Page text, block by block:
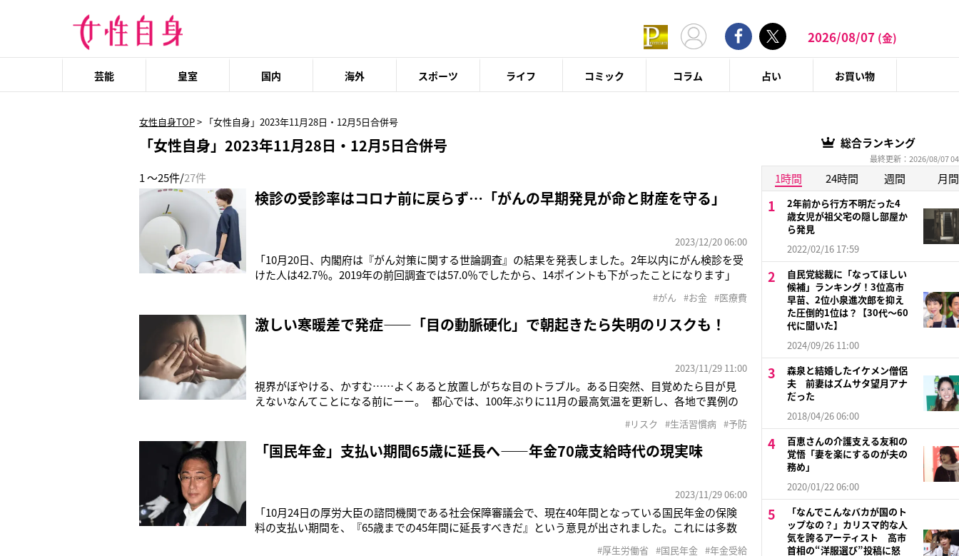
2026/08/07 (金)
芸能 皇室 国内 海外 スポーツ ライフ コミック コラム 占い お買い物
女性自身TOP> 「女性自身」2023年11月28日・12月5日合併号
「女性自身」2023年11月28日・12月5日合併号
1 ～25件/27件
検診の受診率はコロナ前に戻らず…「がんの早期発見が命と財産を守る」
2023/12/20 06:00
「10月20日、内閣府は『がん対策に関する世論調査』の結果を発表しました。2年以内にがん検診を受
けた人は42.7％。2019年の前回調査では57.0％でしたから、14ポイントも下がったことになります」
#がん #お金 #医療費
激しい寒暖差で発症——「目の動脈硬化」で朝起きたら失明のリスクも！
2023/11/29 11:00
視界がぼやける、かすむ……よくあると放置しがちな目のトラブル。ある日突然、目覚めたら目が見
えないなんてことになる前にーー。 都心では、100年ぶりに11月の最高気温を更新し、各地で異例の
#リスク #生活習慣病 #予防
「国民年金」支払い期間65歳に延長へ――年金70歳支給時代の現実味
2023/11/29 06:00
「10月24日の厚労大臣の諮問機関である社会保障審議会で、現在40年間となっている国民年金の保険
料の支払い期間を、『65歳までの45年間に延長すべきだ』という意見が出されました。これには多数
#厚生労働省 #国民年金 #年金受給
総合ランキング
最終更新：2026/08/07
1時間 24時間 週間 月間
2年前から行方不明だった4
歳女児が祖父宅の隠し部屋か
ら発見
2022/02/16 17:59
自民党総裁に「なってほしい
候補」ランキング！3位高市
早苗、2位小泉進次郎を抑え
た圧倒的1位は？【30代〜60
代に聞いた】
2024/09/26 11:00
森泉と結婚したイケメン僧侶
夫 前妻はズムサタ望月アナ
だった
2018/04/26 06:00
百恵さんの介護支える友和の
覚悟「妻を楽にするのが夫の
務め」
2020/01/22 06:00
「なんでこんなバカが国のト
ップなの？」カリスマ的な人
気を誇るアーティスト 高市
首相の“洋服選び”投稿に怒